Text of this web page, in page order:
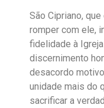
São Cipriano,
romper com ele,
fidelidade à
discernimento
desacordo
unidade mais do
sacrificar a